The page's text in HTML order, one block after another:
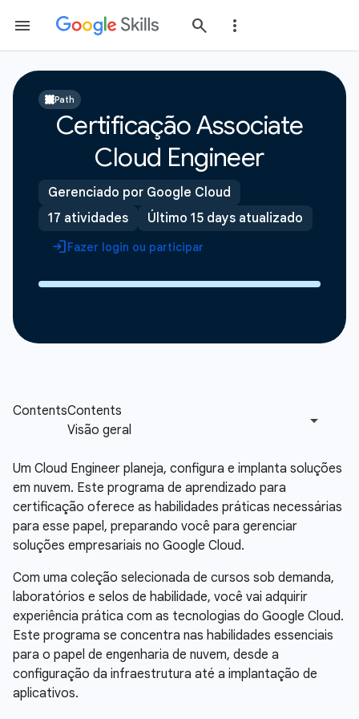
Path
Certificação Associate
Cloud Engineer
Gerenciado por Google Cloud
17 atividades
Último 15 days atualizado
Fazer login ou participar
Um Cloud Engineer planeja, configura e implanta soluções
em nuvem. Este programa de aprendizado para
certificação oferece as habilidades práticas necessárias
para esse papel, preparando você para gerenciar
soluções empresariais no Google Cloud.
Com uma coleção selecionada de cursos sob demanda,
laboratórios e selos de habilidade, você vai adquirir
experiência prática com as tecnologias do Google Cloud.
Este programa se concentra nas habilidades essenciais
para o papel de engenharia de nuvem, desde a
configuração da infraestrutura até a implantação de
aplicativos.